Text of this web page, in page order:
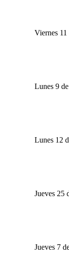
Viernes
Lunes 9
Lunes 12
Jueves 25
Jueves 7